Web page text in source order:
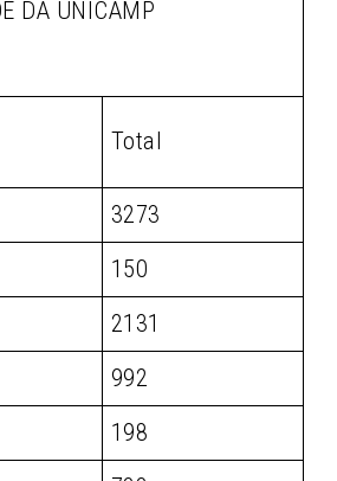
DA UNICAMP
Total
3273
150
2131
992
198